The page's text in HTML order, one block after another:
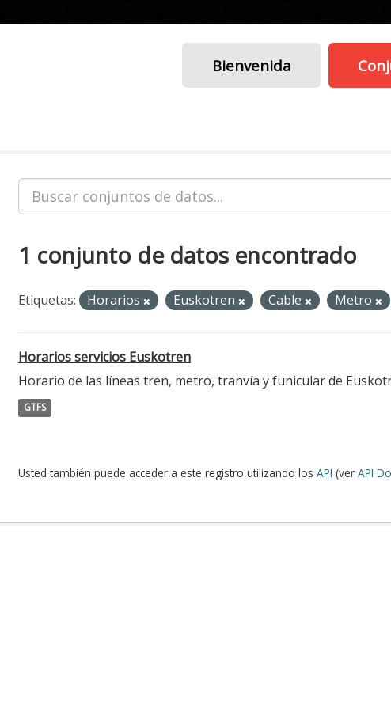
Bienvenida
1 conjunto de datos encontrado
Etiquetas: Horarios Euskotren Cable Metro
Horarios servicios Euskotren
Horario de las líneas tren, metro, tranvía y funicular de
GTFS
Usted también puede acceder a este registro utilizando los API (ver API